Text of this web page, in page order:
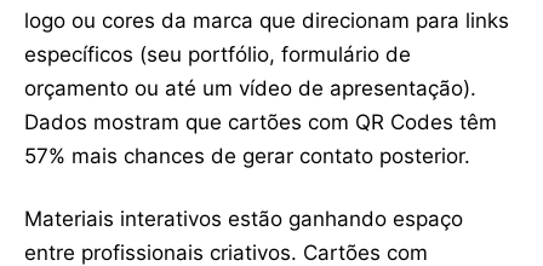
logo ou cores da marca que direcionam para links
específicos (seu portfólio, formulário de
orçamento ou até um vídeo de apresentação).
Dados mostram que cartões com QR Codes têm
57% mais chances de gerar contato posterior.
Materiais interativos estão ganhando espaço
entre profissionais criativos. Cartões com